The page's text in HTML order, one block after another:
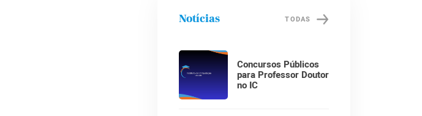
Notícias TODAS
Concursos Públicos
para Professor Doutor
no IC